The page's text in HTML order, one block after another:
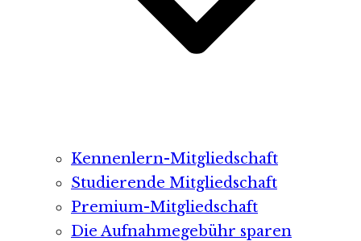
Kennenlern-Mitgliedschaft
Studierende Mitgliedschaft
Premium-Mitgliedschaft
Die Aufnahmegebühr sparen